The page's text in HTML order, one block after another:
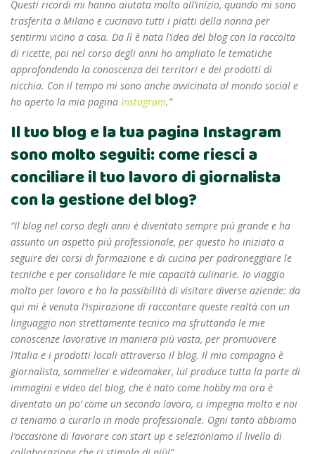
Questi ricordi mi hanno aiutata molto all’inizio, quando mi sono
trasferita a Milano e cucinavo tutti i piatti della nonna per
sentirmi vicino a casa. Da lì è nata l’idea del blog con la raccolta
di ricette, poi nel corso degli anni ho ampliato le tematiche
approfondendo la conoscenza dei territori e dei prodotti di
nicchia. Con il tempo mi sono anche avvicinata al mondo social e
ho aperto la mia pagina Instagram.”
Il tuo blog e la tua pagina Instagram
sono molto seguiti: come riesci a
conciliare il tuo lavoro di giornalista
con la gestione del blog?
“Il blog nel corso degli anni è diventato sempre più grande e ha
assunto un aspetto più professionale, per questo ho iniziato a
seguire dei corsi di formazione e di cucina per padroneggiare le
tecniche e per consolidare le mie capacità culinarie. Io viaggio
molto per lavoro e ho la possibilità di visitare diverse aziende: da
qui mi è venuta l’ispirazione di raccontare queste realtà con un
linguaggio non strettamente tecnico ma sfruttando le mie
conoscenze lavorative in maniera più vasta, per promuovere
l’Italia e i prodotti locali attraverso il blog. Il mio compagno è
giornalista, sommelier e videomaker, lui produce tutta la parte di
immagini e video del blog, che è nato come hobby ma ora è
diventato un po’ come un secondo lavoro, ci impegna molto e noi
ci teniamo a curarlo in modo professionale. Ogni tanto abbiamo
l’occasione di lavorare con start up e selezioniamo il livello di